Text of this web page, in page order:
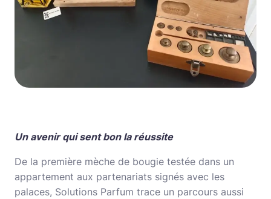
Un avenir qui sent bon la réussite
De la première mèche de bougie testée dans un
appartement aux partenariats signés avec les
palaces, Solutions Parfum trace un parcours aussi